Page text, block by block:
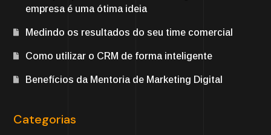
empresa é uma ótima ideia
Medindo os resultados do seu time comercial
Como utilizar o CRM de forma inteligente
Benefícios da Mentoria de Marketing Digital
Categorias